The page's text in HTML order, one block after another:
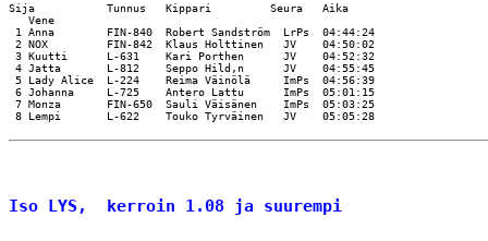
Sija           Tunnus   Kippari         Seura   Aika
   Vene
1 Anna        FIN-840  Robert Sandström  LrPs  04:44:24
2 NOX         FIN-842  Klaus Holttinen   JV    04:50:02
3 Kuutti      L-631    Kari Porthen      JV    04:52:32
4 Jatta       L-812    Seppo Hild‚n      JV    04:55:45
5 Lady Alice  L-224    Reima Väinölä     ImPs  04:56:39
6 Johanna     L-725    Antero Lattu      ImPs  05:01:15
7 Monza       FIN-650  Sauli Väisänen    ImPs  05:03:25
8 Lempi       L-622    Touko Tyrväinen   JV    05:05:28
Iso LYS,  kerroin 1.08 ja suurempi